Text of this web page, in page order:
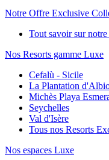
Notre Offre Exclusive
Tout savoir sur
Nos Resorts gamme Luxe
Cefalù - Sicile
La Plantation
Michès Playa
Seychelles
Val d'Isère
Tous nos Resorts
Nos espaces Luxe